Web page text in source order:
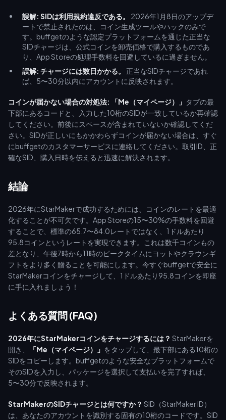
誤解: SIDは利用規約違反である。
2026年1月8日のアップデ
ートで禁止されたのは、コイン生成ツールやハックのみで
す。buffgetのような認定プラットフォームを通じた正当な
SIDチャージは、公式コインを卸売価格で購入するものであ
り、App Storeの処理手数料を回避しているに過ぎません。
誤解: チャージには数日かかる。
正当なSIDチャージであれ
ば、5〜30分以内にアカウントに反映されます。
コインが届かない場合の対処法: 「Me（マイページ）」 タブの最
下部にあるコードと、入力した10桁のSIDが一致しているか再確認
してください。前後にスペースが含まれていないか確認してくだ
さい。SIDが正しいにもかかわらずコインが届かない場合は、すぐ
にbuffgetのカスタマーサービスに連絡してください。取引ID、正
確なSID、購入日時を伝えると迅速に解決されます。
結論
2026年にStarMakerで成功するためには、コインのレートを最適
化することが不可欠です。App Storeの15〜30%の手数料を回避
することで、標準の65.7〜84.0レートではなく、1ドルあたり
95.8コインというレートを実現できます。これは数千コインもの
差となり、午後7時から11時のピークタイムにヨットやクラウンギ
フトをより多く贈ることを可能にします。今すぐbuffgetで安全に
StarMakerコインをチャージして、1ドルあたり95.8コインを即座
に手に入れましょう！
よくある質問 (FAQ)
2026年にStarMakerコインをチャージするには？ StarMakerを
開き、
「Me（マイページ）」 をタップして、最下部にある10桁の
SIDをコピーします。buffgetのような安全なプラットフォームで
そのSIDを入力し、パッケージを選択して支払いを完了すれば、
5〜30分で反映されます。
StarMakerのSIDチャージとは何ですか？ SID（StarMaker ID）
は、あなたのアカウントを識別する固有の10桁のコードです。SID